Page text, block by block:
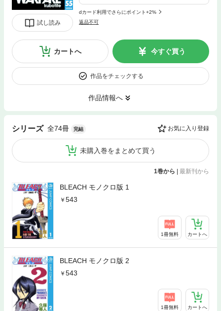
試し読み
dカード利用でさらにポイント+2%
返品不可
カートへ 今すぐ買う
作品をチェックする
作品情報へ
シリーズ 全74冊 完結 お気に入り登録
未購入巻をまとめて買う
1巻から 最新刊から
BLEACH モノクロ版 1
543
1冊無料 カートへ
BLEACH モノクロ版 2
543
1冊無料 カートへ